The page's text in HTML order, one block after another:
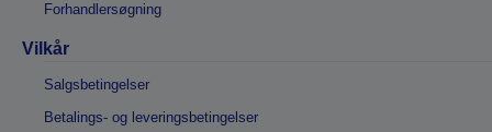
Forhandlersøgning
Vilkår
Salgsbetingelser
Betalings- og leveringsbetingelser